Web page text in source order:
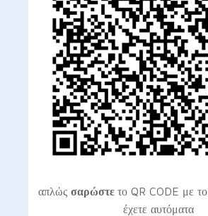
απλώς σαρώστε το QR CODE με το
έχετε αυτόματα